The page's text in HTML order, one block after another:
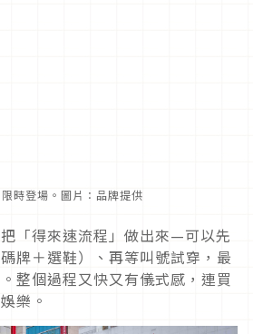
時登場。圖片：品牌提供
「得來速流程」做出來—可以先
牌＋選鞋）、再等叫號試穿，最
整個過程又快又有儀式感，連買
樂。